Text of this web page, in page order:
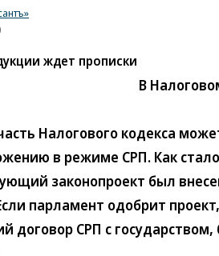
ждет прописки
В
Налогового кодекса
в режиме СРП. Как
законопроект был
парламент одобрит
договор СРП с